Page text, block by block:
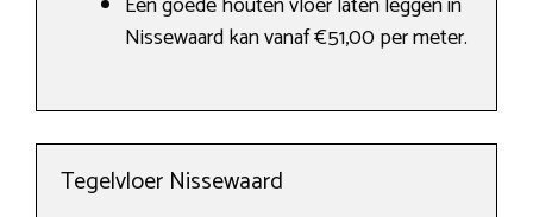
Nissewaard kan vanaf €51,00 per meter.
Tegelvloer Nissewaard